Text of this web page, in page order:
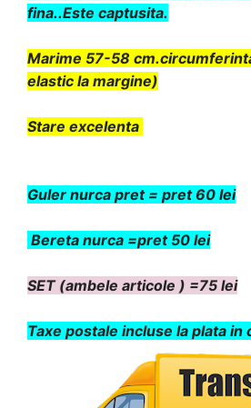
fina..Este captusita.
Marime 57-58
elastic la margine)
Stare excelenta
Guler nurca pret = pret 60 lei
Bereta nurca =pret 50 lei
SET (ambele articole ) =75 lei
Taxe postale incluse la plata in